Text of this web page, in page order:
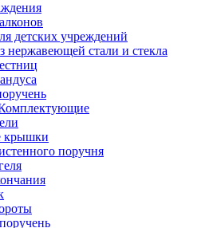
детских учреждений
нержавеющей стали и стекла
крышки
поручня